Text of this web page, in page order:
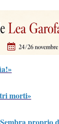
morti»
proprio